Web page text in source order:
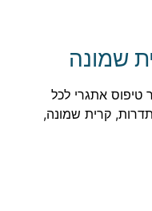
שמונה
טיפוס אתגרי לכל
קרית שמונה,